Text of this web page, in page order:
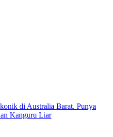
di Australia Barat. Punya
Kanguru Liar